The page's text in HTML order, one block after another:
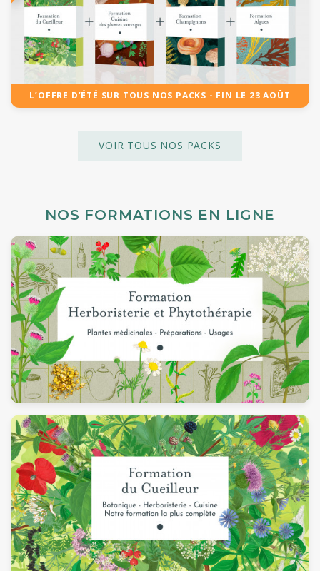
L’OFFRE D’ÉTÉ SUR TOUS NOS PACKS - FIN LE 23 AOÛT
VOIR TOUS NOS PACKS
NOS FORMATIONS EN LIGNE